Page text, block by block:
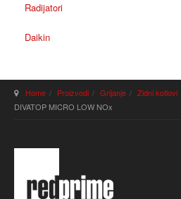
Radijatori
Daikin
Home Proizvodi Grijanje Zidni kotlovi
DIVATOP MICRO LOW NOx